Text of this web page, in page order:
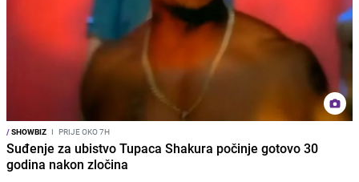
/SHOWBIZ I PRIJE OKO 7H
Suđenje za ubistvo Tupaca Shakura počinje gotovo 30
godina nakon zločina